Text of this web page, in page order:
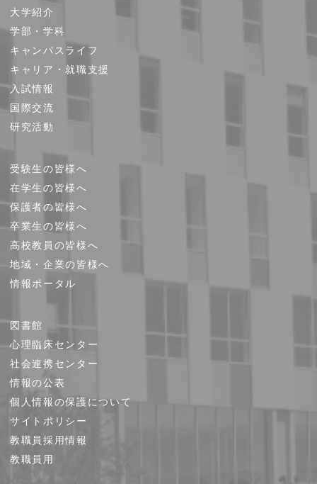
ト
プ
大学紹介
学部・学科
キャンパスライフ
キャリア・就職支援
入試情報
国際交流
研究活動
受験生の皆様へ
在学生の皆様へ
保護者の皆様へ
卒業生の皆様へ
高校教員の皆様へ
地域・企業の皆様へ
情報ポータル
図書館
心理臨床センター
社会連携センター
情報の公表
個人情報の保護について
サイトポリシー
教職員採用情報
教職員用